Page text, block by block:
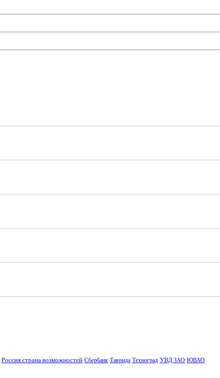
Россия страна возможностей Сбербанк Таврида Техноград УВД ЗАО ЮВАО